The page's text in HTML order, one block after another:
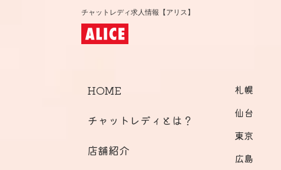
チャットレディ求人情報【アリス】
HOME
チャットレディとは？
店舗紹介
札幌
仙台
東京
広島